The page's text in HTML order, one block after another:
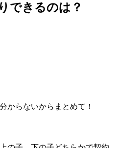
できるのは？
からないからまとめて！